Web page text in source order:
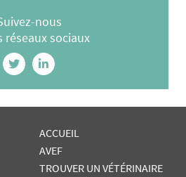
nous
réseaux sociaux
ACCUEIL
AVEF
TROUVER UN VÉTÉRINAIRE